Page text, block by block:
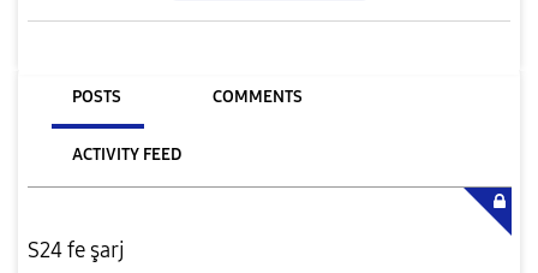
POSTS COMMENTS
ACTIVITY FEED
S24 fe şarj